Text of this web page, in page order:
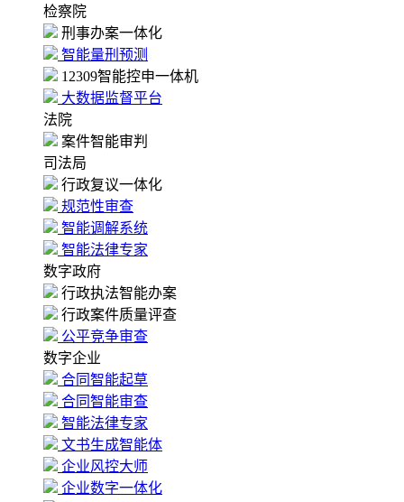
检察院
刑事办案一体化
智能量刑预测
12309智能控申一体机
大数据监督平台
法院
案件智能审判
司法局
行政复议一体化
规范性审查
智能调解系统
智能法律专家
数字政府
行政执法智能办案
行政案件质量评查
公平竞争审查
数字企业
合同智能起草
合同智能审查
智能法律专家
文书生成智能体
企业风控大师
企业数字一体化